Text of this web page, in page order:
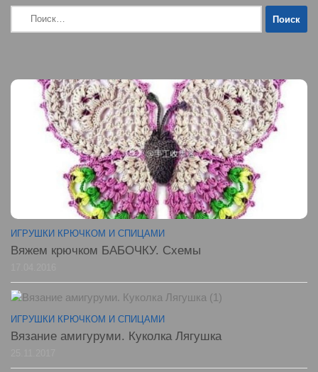
Найти:
ИГРУШКИ КРЮЧКОМ И СПИЦАМИ
Вяжем крючком БАБОЧКУ. Схемы
ИГРУШКИ КРЮЧКОМ И СПИЦАМИ
Вязание амигуруми. Куколка Лягушка